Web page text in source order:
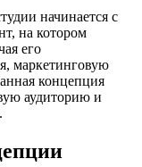
начинается с
на котором
его
маркетинговую
концепция
аудиторию и